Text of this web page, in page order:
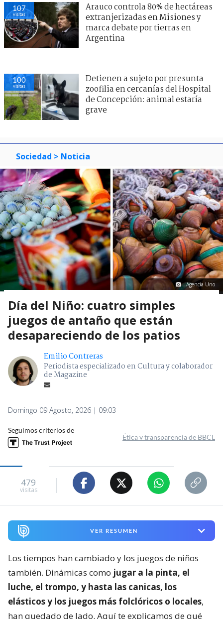
107
visitas
Arauco controla 80% de hectáreas
extranjerizadas en Misiones y
marca debate por tierras en
Argentina
100
visitas
Detienen a sujeto por presunta
zoofilia en cercanías del Hospital
de Concepción: animal estaría
grave
Sociedad > Noticia
Agencia Uno
Día del Niño: cuatro simples
juegos de antaño que están
desapareciendo de los patios
Emilio Contreras
Periodista especializado en Cultura y colaborador
de Magazine
Domingo 09 Agosto, 2026 | 09:03
Seguimos criterios de
Ética y transparencia de BBCL
479
visitas
VER RESUMEN
Los tiempos han cambiado y los juegos de niños
también. Dinámicas como jugar a la pinta, el
luche, el trompo, y hasta las canicas, los
elásticos y los juegos más folclóricos o locales,
han quedado de lado. Aquí te explicamos de qué